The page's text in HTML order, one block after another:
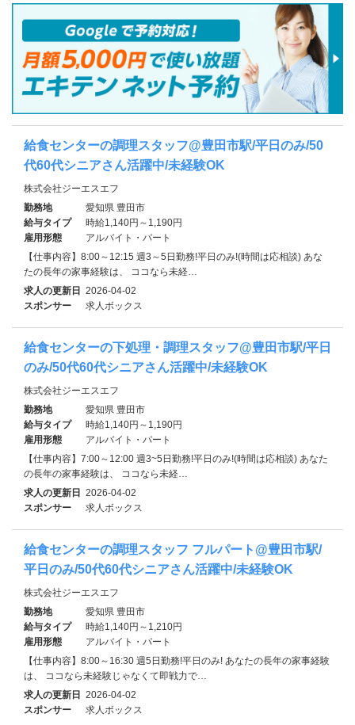
給食センターの調理スタッフ@豊田市駅/平日のみ/50
代60代シニアさん活躍中/未経験OK
株式会社ジーエスエフ
勤務地
愛知県 豊田市
給与タイプ
時給1,140円～1,190円
雇用形態
アルバイト・パート
【仕事内容】8:00～12:15 週3～5日勤務!平日のみ!(時間は応相談) あな
たの長年の家事経験は、 ココなら未経…
求人の更新日 2026-04-02
スポンサー
求人ボックス
給食センターの下処理・調理スタッフ@豊田市駅/平日
のみ/50代60代シニアさん活躍中/未経験OK
株式会社ジーエスエフ
勤務地
愛知県 豊田市
給与タイプ
時給1,140円～1,190円
雇用形態
アルバイト・パート
【仕事内容】7:00～12:00 週3~5日勤務!平日のみ!(時間は応相談) あなた
の長年の家事経験は、 ココなら未経…
求人の更新日 2026-04-02
スポンサー
求人ボックス
給食センターの調理スタッフ フルパート@豊田市駅/
平日のみ/50代60代シニアさん活躍中/未経験OK
株式会社ジーエスエフ
勤務地
愛知県 豊田市
給与タイプ
時給1,140円～1,210円
雇用形態
アルバイト・パート
【仕事内容】8:00～16:30 週5日勤務!平日のみ! あなたの長年の家事経験
は、 ココなら未経験じゃなくて即戦力で…
求人の更新日 2026-04-02
スポンサー
求人ボックス